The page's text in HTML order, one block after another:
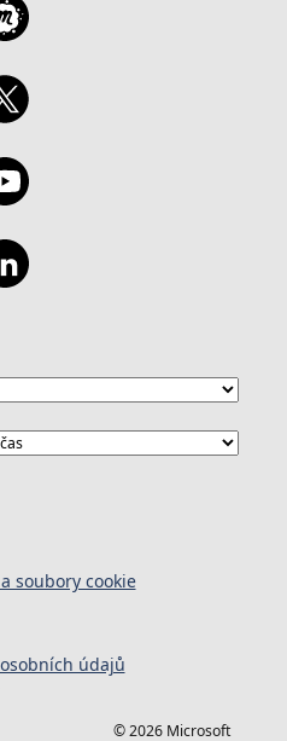
soubory cookie
údajů
© 2026 Microsoft